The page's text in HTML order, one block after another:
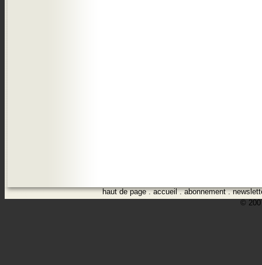
haut de page.accueil.abonnement.
©